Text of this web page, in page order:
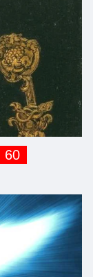
60